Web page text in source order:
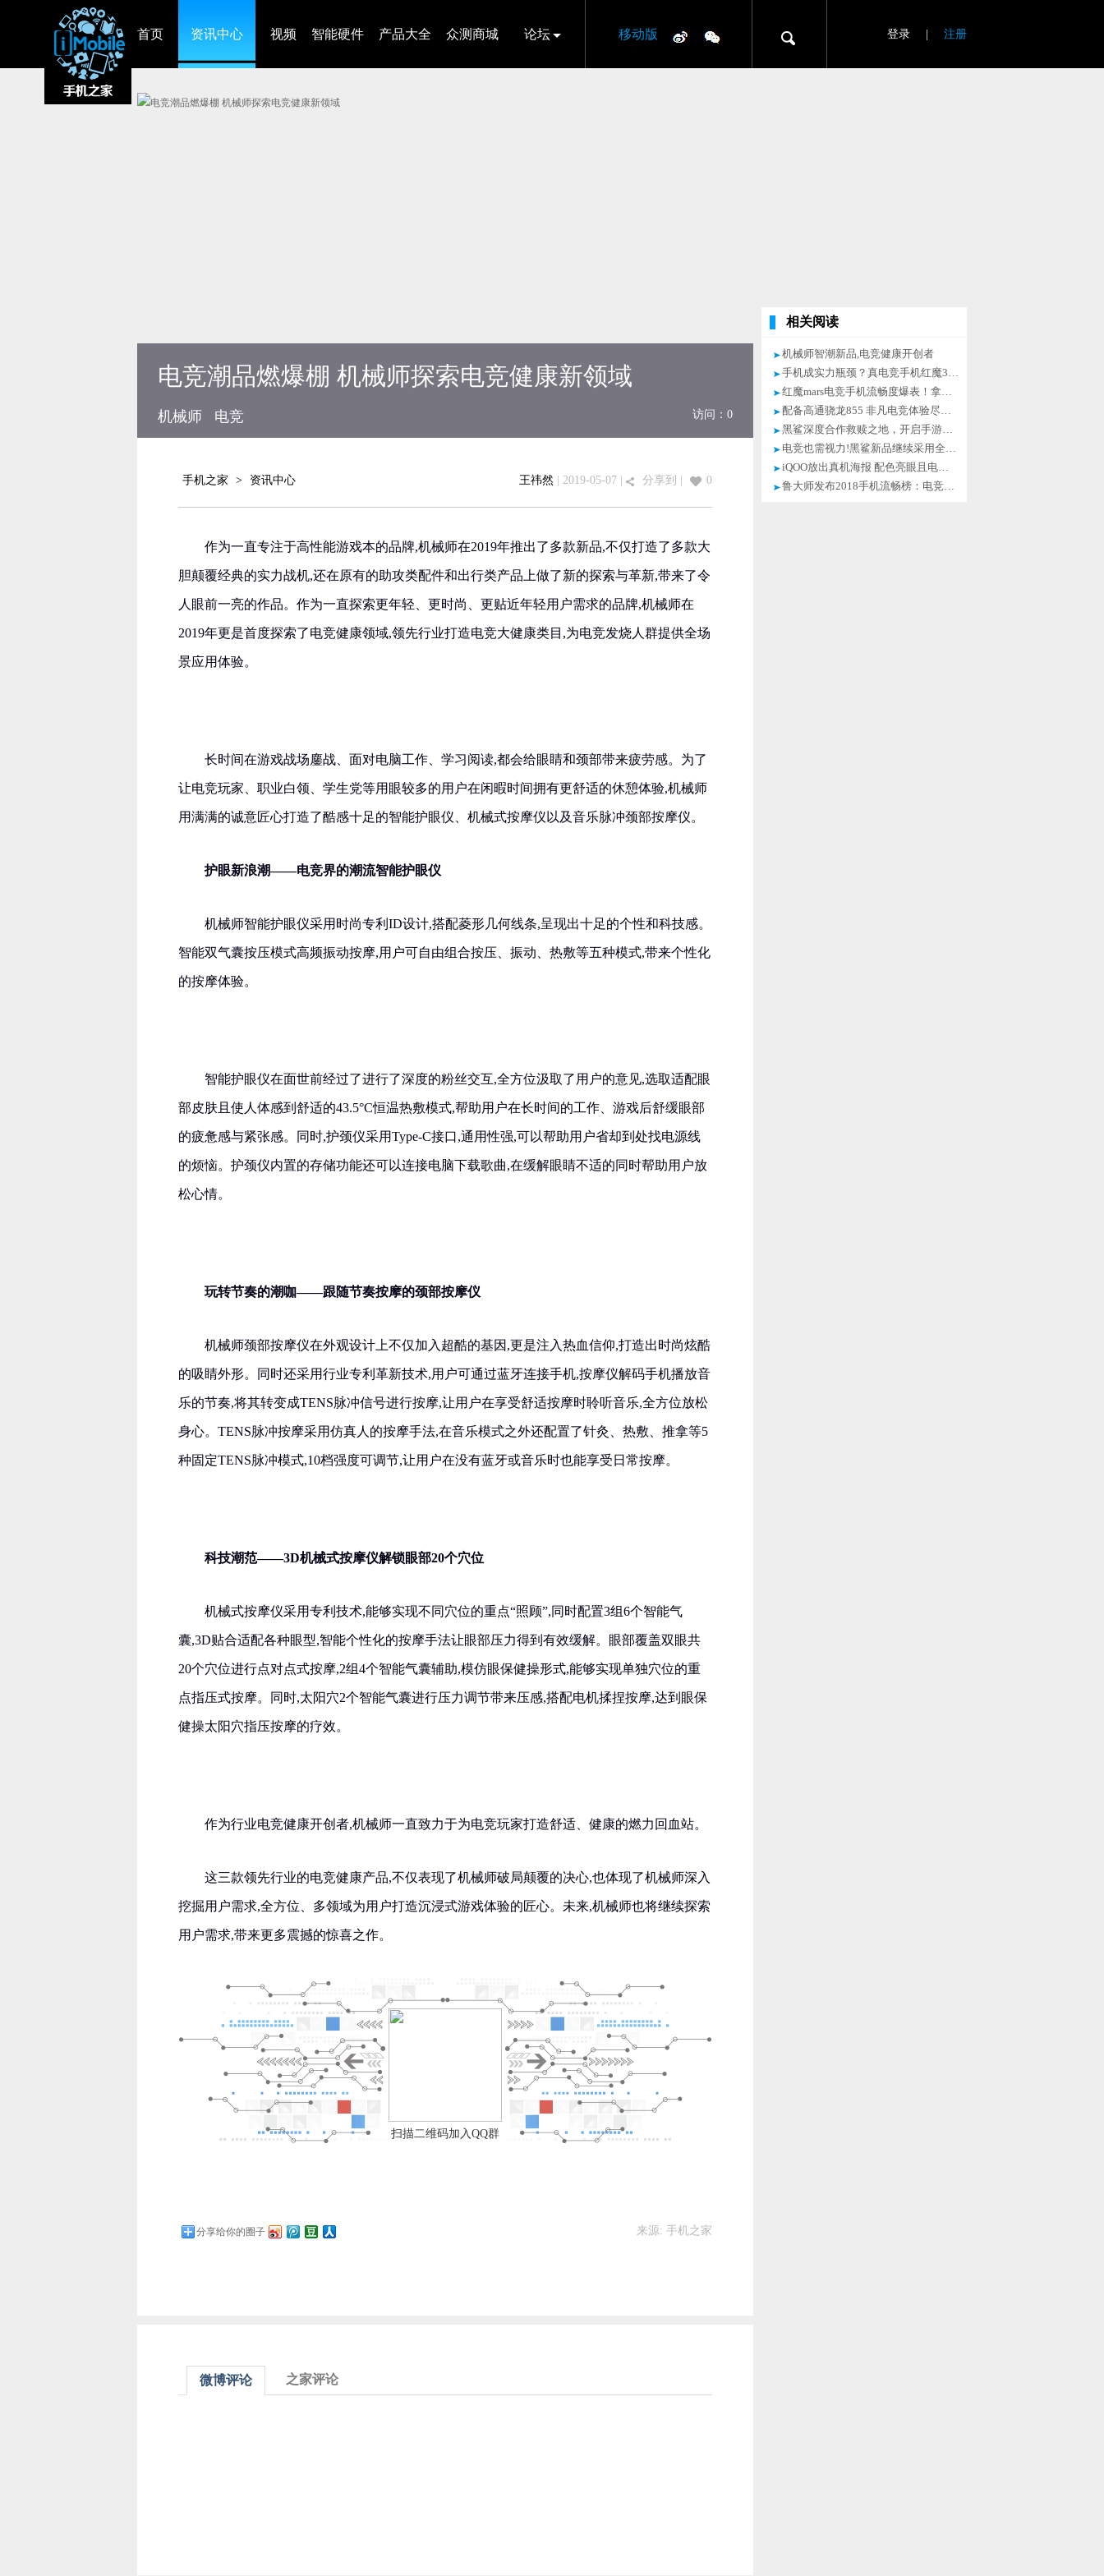
首页 资讯中心 视频 智能硬件 产品大全 众测商城 论坛 移动版 登录 注册
电竞潮品燃爆棚 机械师探索电竞健康新领域
机械师 电竞 访问： 0
手机之家 > 资讯中心 王祎然 | 2019-05-07 | 分享到 0
作为一直专注于高性能游戏本的品牌,机械师在2019年推出了多款新品,不仅打造了多款大
胆颠覆经典的实力战机,还在原有的助攻类配件和出行类产品上做了新的探索与革新,带来了令
人眼前一亮的作品。作为一直探索更年轻、更时尚、更贴近年轻用户需求的品牌,机械师在
2019年更是首度探索了电竞健康领域,领先行业打造电竞大健康类目,为电竞发烧人群提供全场
景应用体验。
长时间在游戏战场鏖战、面对电脑工作、学习阅读,都会给眼睛和颈部带来疲劳感。为了
让电竞玩家、职业白领、学生党等用眼较多的用户在闲暇时间拥有更舒适的休憩体验,机械师
用满满的诚意匠心打造了酷感十足的智能护眼仪、机械式按摩仪以及音乐脉冲颈部按摩仪。
护眼新浪潮——电竞界的潮流智能护眼仪
机械师智能护眼仪采用时尚专利ID设计,搭配菱形几何线条,呈现出十足的个性和科技感。
智能双气囊按压模式高频振动按摩,用户可自由组合按压、振动、热敷等五种模式,带来个性化
的按摩体验。
智能护眼仪在面世前经过了进行了深度的粉丝交互,全方位汲取了用户的意见,选取适配眼
部皮肤且使人体感到舒适的43.5°C恒温热敷模式,帮助用户在长时间的工作、游戏后舒缓眼部
的疲惫感与紧张感。同时,护颈仪采用Type-C接口,通用性强,可以帮助用户省却到处找电源线
的烦恼。护颈仪内置的存储功能还可以连接电脑下载歌曲,在缓解眼睛不适的同时帮助用户放
松心情。
玩转节奏的潮咖——跟随节奏按摩的颈部按摩仪
机械师颈部按摩仪在外观设计上不仅加入超酷的基因,更是注入热血信仰,打造出时尚炫酷
的吸睛外形。同时还采用行业专利革新技术,用户可通过蓝牙连接手机,按摩仪解码手机播放音
乐的节奏,将其转变成TENS脉冲信号进行按摩,让用户在享受舒适按摩时聆听音乐,全方位放松
身心。TENS脉冲按摩采用仿真人的按摩手法,在音乐模式之外还配置了针灸、热敷、推拿等5
种固定TENS脉冲模式,10档强度可调节,让用户在没有蓝牙或音乐时也能享受日常按摩。
科技潮范——3D机械式按摩仪解锁眼部20个穴位
机械式按摩仪采用专利技术,能够实现不同穴位的重点“照顾”,同时配置3组6个智能气
囊,3D贴合适配各种眼型,智能个性化的按摩手法让眼部压力得到有效缓解。眼部覆盖双眼共
20个穴位进行点对点式按摩,2组4个智能气囊辅助,模仿眼保健操形式,能够实现单独穴位的重
点指压式按摩。同时,太阳穴2个智能气囊进行压力调节带来压感,搭配电机揉捏按摩,达到眼保
健操太阳穴指压按摩的疗效。
作为行业电竞健康开创者,机械师一直致力于为电竞玩家打造舒适、健康的燃力回血站。
这三款领先行业的电竞健康产品,不仅表现了机械师破局颠覆的决心,也体现了机械师深入
挖掘用户需求,全方位、多领域为用户打造沉浸式游戏体验的匠心。未来,机械师也将继续探索
用户需求,带来更多震撼的惊喜之作。
扫描二维码加入QQ群
分享给你的圈子 来源: 手机之家
微博评论 之家评论
相关阅读
机械师智潮新品,电竞健康开创者
手机成实力瓶颈？真电竞手机红魔3才是你需要的
红魔mars电竞手机流畅度爆表！拿下鲁大师流畅榜冠军
配备高通骁龙855 非凡电竞体验尽在iQOO
黑鲨深度合作救赎之地，开启手游电竞次时代
电竞也需视力!黑鲨新品继续采用全程DC调光
iQOO放出真机海报 配色亮眼且电竞属性十足
鲁大师发布2018手机流畅榜：电竞系统入局，华为Mate20 Pro登顶